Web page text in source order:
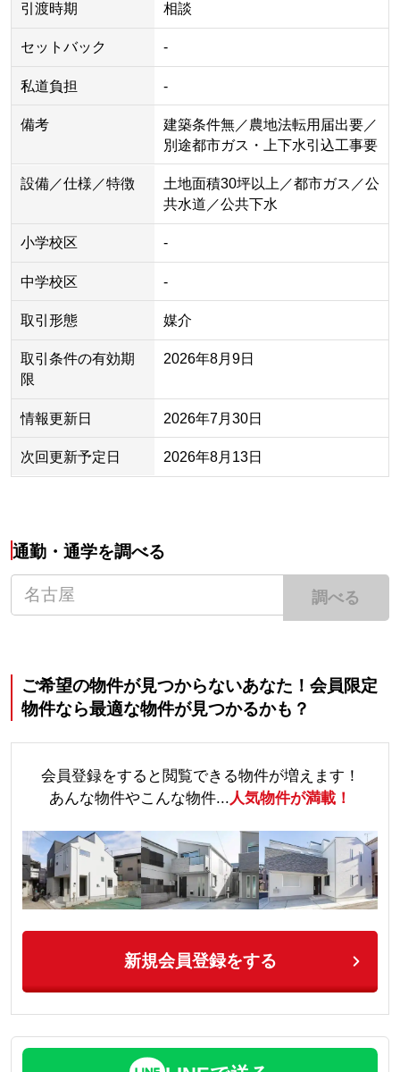
引渡時期 相談
セットバック -
私道負担 -
備考
建築条件無／農地法転用届出要／
別途都市ガス・上下水引込工事要
設備／仕様／特徴
土地面積30坪以上／都市ガス／公
共水道／公共下水
小学校区 -
中学校区 -
取引形態 媒介
取引条件の有効期
限
2026年8月9日
情報更新日 2026年7月30日
次回更新予定日 2026年8月13日
通勤・通学を調べる
調べる
ご希望の物件が見つからないあなた！会員限定
物件なら最適な物件が見つかるかも？
会員登録をすると閲覧できる物件が増えます！
あんな物件やこんな物件...人気物件が満載！
新規会員登録をする